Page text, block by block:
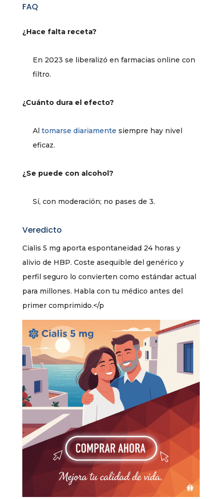
FAQ
¿Hace falta receta?
En 2023 se liberalizó en farmacias online con
filtro.
¿Cuánto dura el efecto?
Al tomarse diariamente siempre hay nivel
eficaz.
¿Se puede con alcohol?
Sí, con moderación; no pases de 3.
Veredicto
Cialis 5 mg aporta espontaneidad 24 horas y
alivio de HBP. Coste asequible del genérico y
perfil seguro lo convierten como estándar actual
para millones. Habla con tu médico antes del
primer comprimido.</p